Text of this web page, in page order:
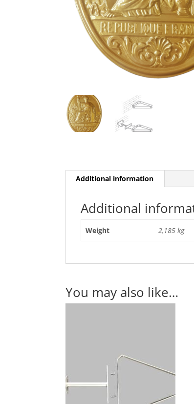
Additional information
Additional
Weight 2,185 kg
You may also like…